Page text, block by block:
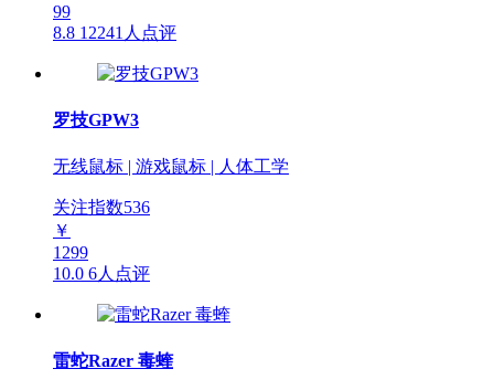
99
8.8 12241人点评
罗技GPW3
无线鼠标 | 游戏鼠标 | 人体工学
关注指数536
￥
1299
10.0 6人点评
雷蛇Razer 毒蝰